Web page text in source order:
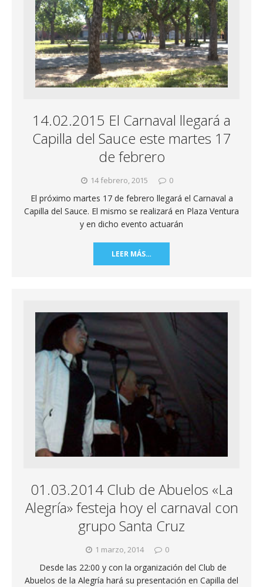
14.02.2015 El Carnaval llegará a
Capilla del Sauce este martes 17
de febrero
14 febrero, 2015 0
El próximo martes 17 de febrero llegará el Carnaval a
Capilla del Sauce. El mismo se realizará en Plaza Ventura
y en dicho evento actuarán
LEER MÁS…
01.03.2014 Club de Abuelos «La
Alegría» festeja hoy el carnaval con
grupo Santa Cruz
1 marzo, 2014 0
Desde las 22:00 y con la organización del Club de
Abuelos de la Alegría hará su presentación en Capilla del